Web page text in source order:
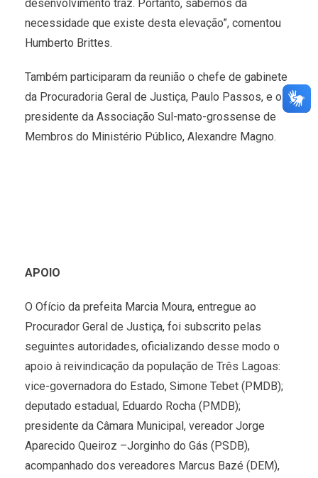
desenvolvimento traz. Portanto, sabemos da
necessidade que existe desta elevação”, comentou
Humberto Brittes.
Também participaram da reunião o chefe de gabinete
da Procuradoria Geral de Justiça, Paulo Passos, e o
presidente da Associação Sul-mato-grossense de
Membros do Ministério Público, Alexandre Magno.
APOIO
O Ofício da prefeita Marcia Moura, entregue ao
Procurador Geral de Justiça, foi subscrito pelas
seguintes autoridades, oficializando desse modo o
apoio à reivindicação da população de Três Lagoas:
vice-governadora do Estado, Simone Tebet (PMDB);
deputado estadual, Eduardo Rocha (PMDB);
presidente da Câmara Municipal, vereador Jorge
Aparecido Queiroz –Jorginho do Gás (PSDB),
acompanhado dos vereadores Marcus Bazé (DEM),